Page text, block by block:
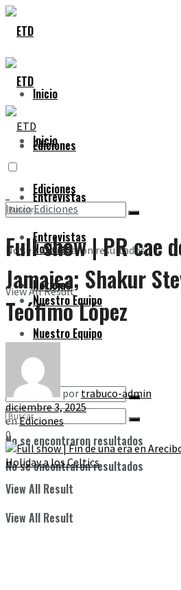
Inicio
Ediciones
Entrevistas
Noticias
Nuestro Equipo
No se encontraron resultados
View All Result
Inicio
Ediciones
Entrevistas
Noticias
Nuestro Equipo
No se encontraron resultados
View All Result
No se encontraron resultados
View All Result
InicioEdiciones
Full show | PR cae
Jamaica; Shakur
Teófimo López
por trabuco-admin
diciembre 3, 2025
enEdiciones
0